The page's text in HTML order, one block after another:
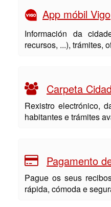
App móbil Vigo
Información da
recursos, ...), trámites,
Carpeta
Rexistro electrónico,
habitantes e trámites
Pagamento
Pague os seus
rápida, cómoda e